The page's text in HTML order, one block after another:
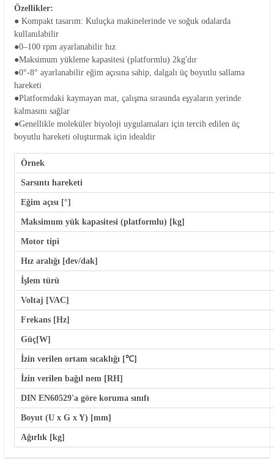
Özellikler:
● Kompakt tasarım: Kuluçka makinelerinde ve soğuk odalarda
kullanılabilir
●0–100 rpm ayarlanabilir hız
●Maksimum yükleme kapasitesi (platformlu) 2kg'dır
●0°-8° ayarlanabilir eğim açısına sahip, dalgalı üç boyutlu sallama
hareketi
●Platformdaki kaymayan mat, çalışma sırasında eşyaların yerinde
kalmasını sağlar
●Genellikle moleküler biyoloji uygulamaları için tercih edilen üç
boyutlu hareketi oluşturmak için idealdir
Örnek
Sarsıntı hareketi
Eğim açısı [°]
Maksimum yük kapasitesi (platformlu) [kg]
Motor tipi
Hız aralığı [dev/dak]
İşlem türü
Voltaj [VAC]
Frekans [Hz]
Güç[W]
İzin verilen ortam sıcaklığı [℃]
İzin verilen bağıl nem [RH]
DIN EN60529'a göre koruma sınıfı
Boyut (U x G x Y) [mm]
Ağırlık [kg]